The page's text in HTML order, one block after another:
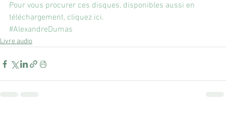
Pour vous procurer ces disques, disponibles aussi en
téléchargement, cliquez ici.
#AlexandreDumas
Livre audio